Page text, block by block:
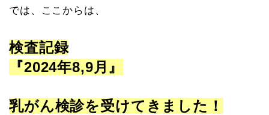
では、ここからは、
検査記録
『2024年8,9月』
乳がん検診を受けてきました！